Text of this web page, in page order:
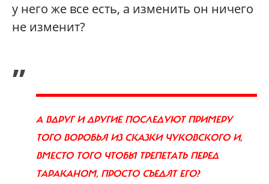
у него же все есть, а изменить он ничего
не изменит?
„
А ВДРУГ И ДРУГИЕ ПОСЛЕДУЮТ ПРИМЕРУ
ТОГО ВОРОБЬЯ ИЗ СКАЗКИ ЧУКОВСКОГО И,
ВМЕСТО ТОГО ЧТОБЫ ТРЕПЕТАТЬ ПЕРЕД
ТАРАКАНОМ, ПРОСТО СЪЕДЯТ ЕГО?